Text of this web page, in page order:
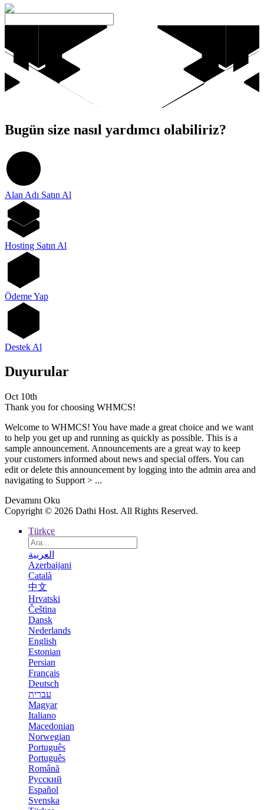
Bugün size nasıl yardımcı olabiliriz?
Alan Adı Satın Al
Hosting Satın Al
Ödeme Yap
Destek Al
Duyurular
Oct 10th
Thank you for choosing WHMCS!
Welcome to WHMCS! You have made a great choice and we want
to help you get up and running as quickly as possible. This is a
sample announcement. Announcements are a great way to keep
your customers informed about news and special offers. You can
edit or delete this announcement by logging into the admin area and
navigating to Support > ...
Devamını Oku
Copyright © 2026 Dathi Host. All Rights Reserved.
Türkçe
العربية
Azerbaijani
Català
中文
Hrvatski
Čeština
Dansk
Nederlands
English
Estonian
Persian
Français
Deutsch
עברית
Magyar
Italiano
Macedonian
Norwegian
Português
Português
Română
Русский
Español
Svenska